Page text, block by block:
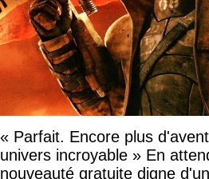
« Parfait. Encore plus
univers incroyable » En
nouveauté gratuite digne